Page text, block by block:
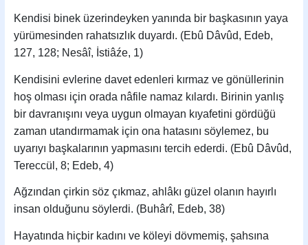
Kendisi binek üzerindeyken yanında bir başkasının yaya
yürümesinden rahatsızlık duyardı. (Ebû Dâvûd, Edeb,
127, 128; Nesâî, İstiâźe, 1)
Kendisini evlerine davet edenleri kırmaz ve gönüllerinin
hoş olması için orada nâfile namaz kılardı. Birinin yanlış
bir davranışını veya uygun olmayan kıyafetini gördüğü
zaman utandırmamak için ona hatasını söylemez, bu
uyarıyı başkalarının yapmasını tercih ederdi. (Ebû Dâvûd,
Tereccül, 8; Edeb, 4)
Ağzından çirkin söz çıkmaz, ahlâkı güzel olanın hayırlı
insan olduğunu söylerdi. (Buhârî, Edeb, 38)
Hayatında hiçbir kadını ve köleyi dövmemiş, şahsına